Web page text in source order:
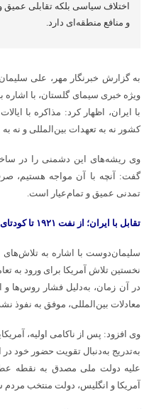
اختلاف سیاسی بلکه تقابلی
و منافع منطقه‌ای دارد.
به گزارش خبرنگار مهر، علی
ویژه خبری سیمای گلستان، با اشاره
با ایران، اظهار کرد: مذاکره با
کشور نه به تعهدات بین‌المللی و نه
وی ریشه‌های این دشمنی را در
گفت: آنچه با آن مواجه هستیم،
تمدنی عمیق و تمام‌عیار است.
تقابل با ایران؛ از نفت ۱۹۲۱ تا کودتای ۲۸ مرداد
سلیمان‌دوست با اشاره به تلاش‌های
در آن زمان، به‌دلیل فشار روس‌ها و
معادلات بین‌المللی، موفق به نفوذ
وی افزود: پس از ناکامی اولیه،
علیه دولت ملی مصدق به نقطه
آمریکا و انگلیس، دولت منتخب